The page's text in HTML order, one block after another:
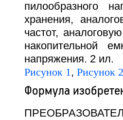
пилообразного
хранения,
частот,
накопительной
напряжения. 2 ил.
Рисунок 1, Рисунок 2
Формула